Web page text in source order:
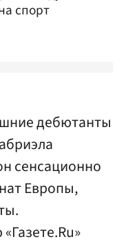
спорт
дебютанты
сенсационно
Европы,